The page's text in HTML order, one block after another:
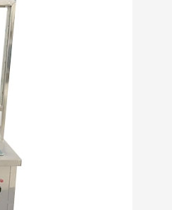
Cách nấu phở bò hà nội ngon CỰC
ĐƠN GIẢN ai cũng làm được
Nguyễn Văn Thành
21/ 04/ 2025